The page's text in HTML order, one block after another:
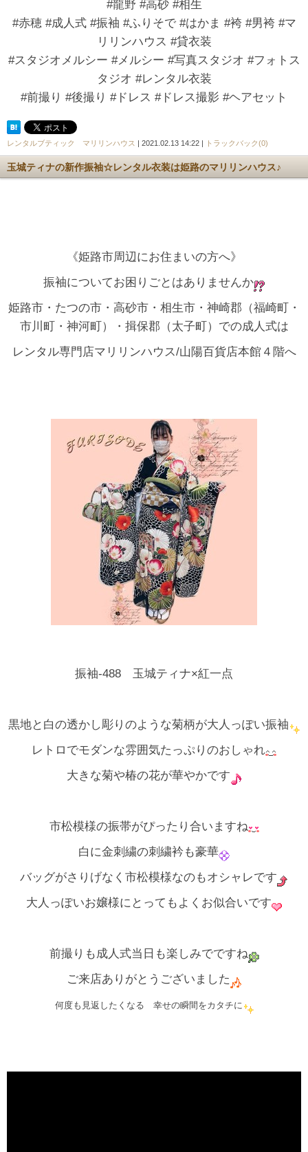
#龍野 #高砂 #相生
#赤穂 #成人式 #振袖 #ふりそで #はかま #袴 #男袴 #マ
リリンハウス #貸衣装
#スタジオメルシー #メルシー #写真スタジオ #フォトス
タジオ #レンタル衣装
#前撮り #後撮り #ドレス #ドレス撮影 #ヘアセット
レンタルブティック マリリンハウス | 2021.02.13 14:22 | トラックバック(0)
玉城ティナの新作振袖☆レンタル衣装は姫路のマリリンハウス♪
《姫路市周辺にお住まいの方へ》
振袖についてお困りごとはありませんか
姫路市・たつの市・高砂市・相生市・神崎郡（福崎町・
市川町・神河町）・揖保郡（太子町）での成人式は
レンタル専門店マリリンハウス/山陽百貨店本館４階へ
振袖-488 玉城ティナ×紅一点
黒地と白の透かし彫りのような菊柄が大人っぽい振袖
レトロでモダンな雰囲気たっぷりのおしゃれ
大きな菊や椿の花が華やかです
市松模様の振帯がぴったり合いますね
白に金刺繍の刺繍衿も豪華
バッグがさりげなく市松模様なのもオシャレです
大人っぽいお嬢様にとってもよくお似合いです
前撮りも成人式当日も楽しみでですね
ご来店ありがとうございました
何度も見返したくなる 幸せの瞬間をカタチに